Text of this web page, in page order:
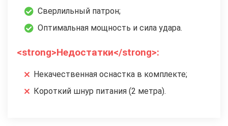
Сверлильный патрон;
Оптимальная мощность и сила удара.
<strong>Недостатки</strong>:
Некачественная оснастка в комплекте;
Короткий шнур питания (2 метра).